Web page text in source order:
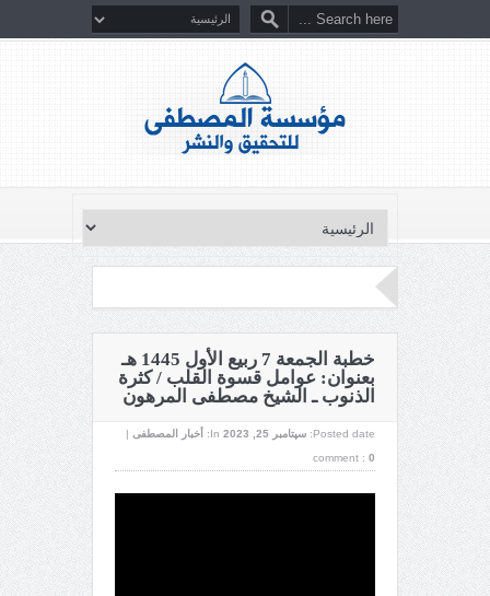
خطبة الجمعة 7 ربيع الأول 1445 هـ
بعنوان: عوامل قسوة القلب / كثرة
الذنوب ـ الشيخ مصطفى المرهون
Posted date: سپتامبر 25, 2023 In: أخبار المصطفى |
comment : 0